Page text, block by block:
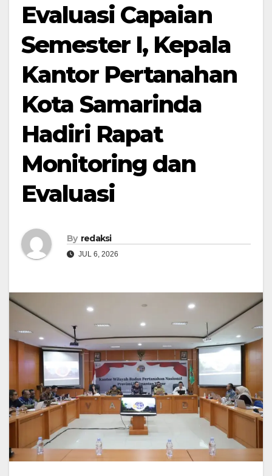
Evaluasi Capaian
Semester I, Kepala
Kantor Pertanahan
Kota Samarinda
Hadiri Rapat
Monitoring dan
Evaluasi
By redaksi
JUL 6, 2026